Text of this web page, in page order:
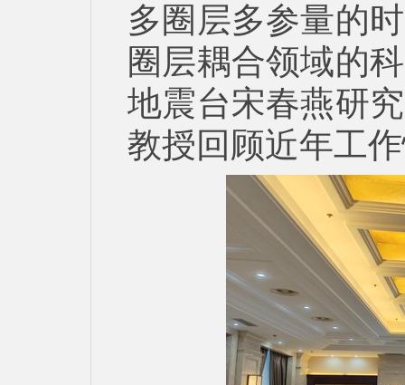
多圈层多参量的
圈层耦合领域的
地震台宋春燕研
教授回顾近年工